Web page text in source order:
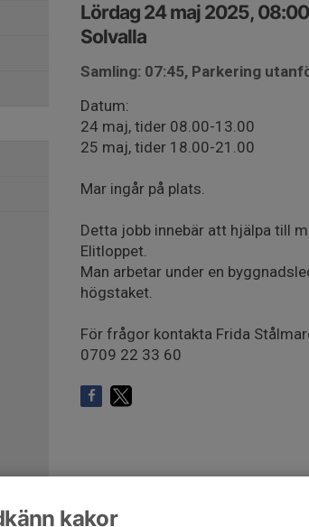
Lördag 24 maj 2025,
Solvalla
Samling: 07:45, Parkering
Datum:
24 maj, tider 08.00-13.00
25 maj, tider 18.00-21.00
Mar ingår på plats.
Detta jobb innebär att hjälpa till
Elitloppet.
Man arbetar under en
högstaket.
För frågor kontakta Frida
0709 22 33 60
kakor